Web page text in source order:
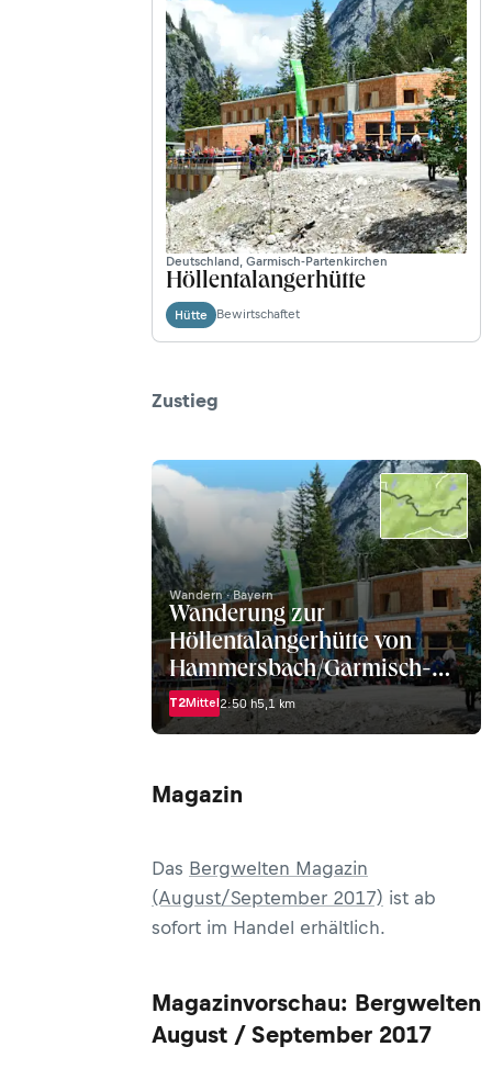
Deutschland, Garmisch-Partenkirchen
Höllentalangerhütte
Hütte Bewirtschaftet
Zustieg
Wandern · Bayern
Wanderung zur
Höllentalangerhütte von
Hammersbach/Garmisch-
Partenkirchen
T2Mittel2:50 h5,1 km
Magazin
Das Bergwelten Magazin
(August/September 2017) ist ab
sofort im Handel erhältlich.
Magazinvorschau: Bergwelten
August / September 2017